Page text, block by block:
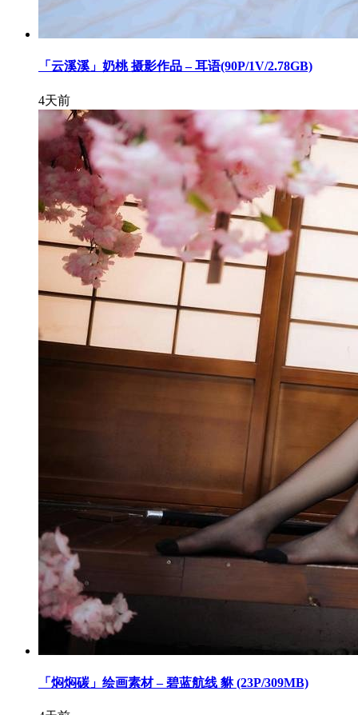
「云溪溪」奶桃 摄影作品 – 耳语(90P/1V/2.78GB)
4天前
「焖焖碳」绘画素材 – 碧蓝航线 貅 (23P/309MB)